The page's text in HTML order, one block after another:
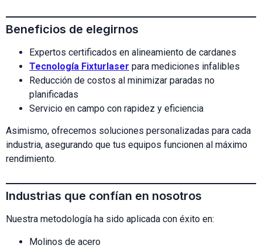
Beneficios de elegirnos
Expertos certificados en alineamiento de cardanes
Tecnología Fixturlaser para mediciones infalibles
Reducción de costos al minimizar paradas no
planificadas
Servicio en campo con rapidez y eficiencia
Asimismo, ofrecemos soluciones personalizadas para cada
industria, asegurando que tus equipos funcionen al máximo
rendimiento.
Industrias que confían en nosotros
Nuestra metodología ha sido aplicada con éxito en:
Molinos de acero